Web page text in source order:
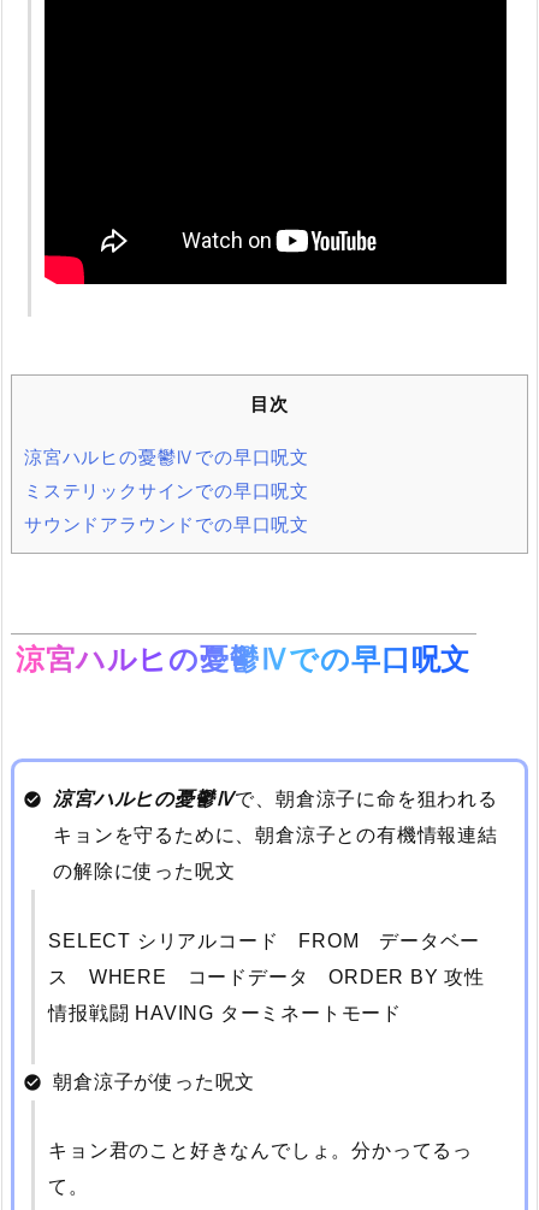
目次
涼宮ハルヒの憂鬱Ⅳでの早口呪文
ミステリックサインでの早口呪文
サウンドアラウンドでの早口呪文
涼宮ハルヒの憂鬱Ⅳでの早口呪文
涼宮ハルヒの憂鬱Ⅳで、朝倉涼子に命を狙われる
キョンを守るために、朝倉涼子との有機情報連結
の解除に使った呪文
SELECT シリアルコード FROM データベー
ス WHERE コードデータ ORDER BY 攻性
情报戦闘 HAVING ターミネートモード
朝倉涼子が使った呪文
キョン君のこと好きなんでしょ。分かってるっ
て。